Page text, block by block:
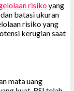
risikoyang
batasi ukuran
risiko yang
kerugian saat
mata uang